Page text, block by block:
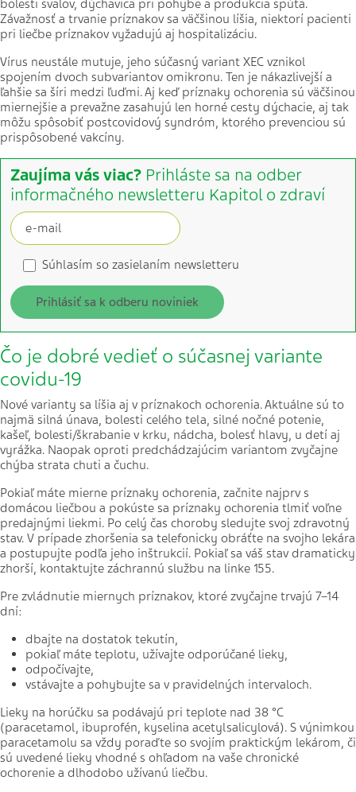
bolesti svalov, dýchavica pri pohybe a produkcia spúta.
Závažnosť a trvanie príznakov sa väčšinou líšia, niektorí pacienti
pri liečbe príznakov vyžadujú aj hospitalizáciu.
Vírus neustále mutuje, jeho súčasný variant XEC vznikol
spojením dvoch subvariantov omikronu. Ten je nákazlivejší a
ľahšie sa šíri medzi ľuďmi. Aj keď príznaky ochorenia sú väčšinou
miernejšie a prevažne zasahujú len horné cesty dýchacie, aj tak
môžu spôsobiť postcovidový syndróm, ktorého prevenciou sú
prispôsobené vakcíny.
Zaujíma vás viac? Prihláste sa na odber
informačného newsletteru Kapitol o zdraví
Súhlasím so zasielaním newsletteru
Prihlásiť sa k odberu noviniek
Čo je dobré vedieť o súčasnej variante
covidu-19
Nové varianty sa líšia aj v príznakoch ochorenia. Aktuálne sú to
najmä silná únava, bolesti celého tela, silné nočné potenie,
kašeľ, bolesti/škrabanie v krku, nádcha, bolesť hlavy, u detí aj
vyrážka. Naopak oproti predchádzajúcim variantom zvyčajne
chýba strata chuti a čuchu.
Pokiaľ máte mierne príznaky ochorenia, začnite najprv s
domácou liečbou a pokúste sa príznaky ochorenia tlmiť voľne
predajnými liekmi. Po celý čas choroby sledujte svoj zdravotný
stav. V prípade zhoršenia sa telefonicky obráťte na svojho lekára
a postupujte podľa jeho inštrukcií. Pokiaľ sa váš stav dramaticky
zhorší, kontaktujte záchrannú službu na linke 155.
Pre zvládnutie miernych príznakov, ktoré zvyčajne trvajú 7–14
dní:
dbajte na dostatok tekutín,
pokiaľ máte teplotu, užívajte odporúčané lieky,
odpočívajte,
vstávajte a pohybujte sa v pravidelných intervaloch.
Lieky na horúčku sa podávajú pri teplote nad 38 °C
(paracetamol, ibuprofén, kyselina acetylsalicylová). S výnimkou
paracetamolu sa vždy poraďte so svojím praktickým lekárom, či
sú uvedené lieky vhodné s ohľadom na vaše chronické
ochorenie a dlhodobo užívanú liečbu.